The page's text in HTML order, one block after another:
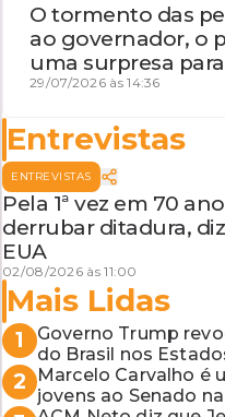
O tormento das
ao governador, o
uma surpresa
de terceira guerra
29/07/2026 às 14:36
Entrevistas
ENTREVISTAS
Pela 1ª vez em 70
derrubar ditadura,
EUA
02/08/2026 às 11:00
Mais Lidas
1
Governo Trump
do Brasil nos
2
Marcelo Carvalho é
jovens ao Senado